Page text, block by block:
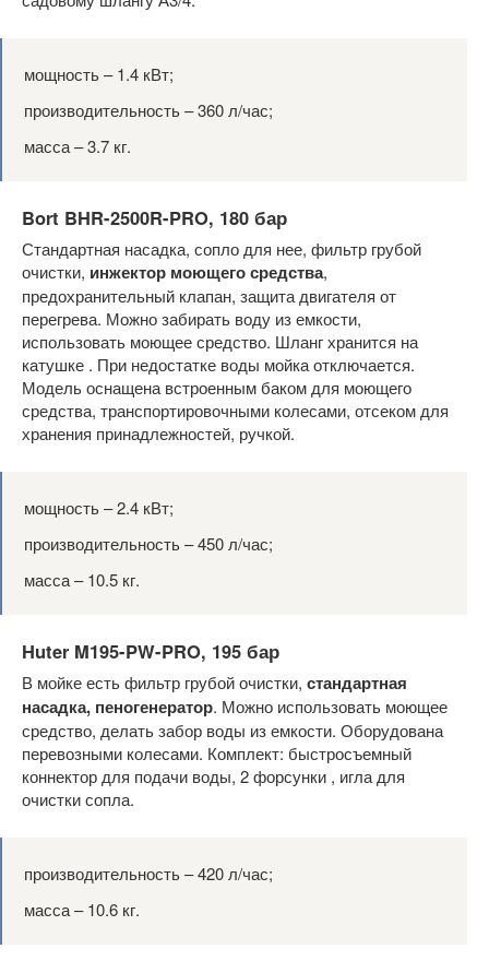
мощность – 1.4 кВт;
производительность – 360 л/час;
масса – 3.7 кг.
Bort BHR-2500R-PRO, 180 бар
Стандартная насадка, сопло для нее, фильтр грубой
очистки, инжектор моющего средства,
предохранительный клапан, защита двигателя от
перегрева. Можно забирать воду из емкости,
использовать моющее средство. Шланг хранится на
катушке . При недостатке воды мойка отключается.
Модель оснащена встроенным баком для моющего
средства, транспортировочными колесами, отсеком для
хранения принадлежностей, ручкой.
мощность – 2.4 кВт;
производительность – 450 л/час;
масса – 10.5 кг.
Huter M195-PW-PRO, 195 бар
В мойке есть фильтр грубой очистки, стандартная
насадка, пеногенератор. Можно использовать моющее
средство, делать забор воды из емкости. Оборудована
перевозными колесами. Комплект: быстросъемный
коннектор для подачи воды, 2 форсунки , игла для
очистки сопла.
производительность – 420 л/час;
масса – 10.6 кг.